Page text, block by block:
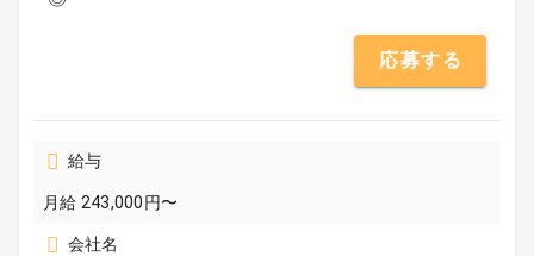
応募する
給与
月給 243,000円〜
会社名